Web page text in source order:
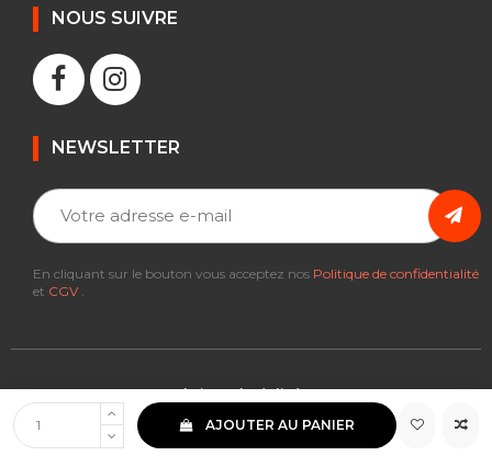
AJOUTER AU PANIER
NOUS SUIVRE
NEWSLETTER
En cliquant sur le bouton vous acceptez nos Politique de confidentialité
et CGV
© 2021 Motomax France | Siteweb réalisé avec ❤️ par veZwa.com &
Findskill.fr